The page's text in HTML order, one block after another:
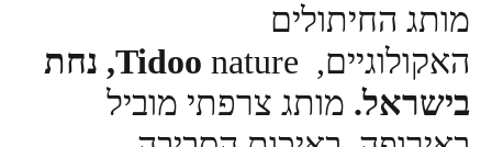
החיתולים
Tidoonature
, נחת
מותג צרפתי מוביל